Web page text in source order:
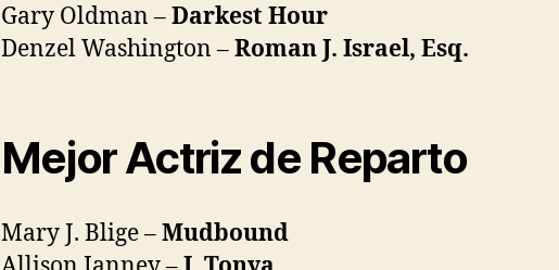
Gary Oldman –Darkest Hour
Denzel Washington –Roman J. Israel, Esq.
Mejor Actriz de Reparto
Mary J. Blige –Mudbound